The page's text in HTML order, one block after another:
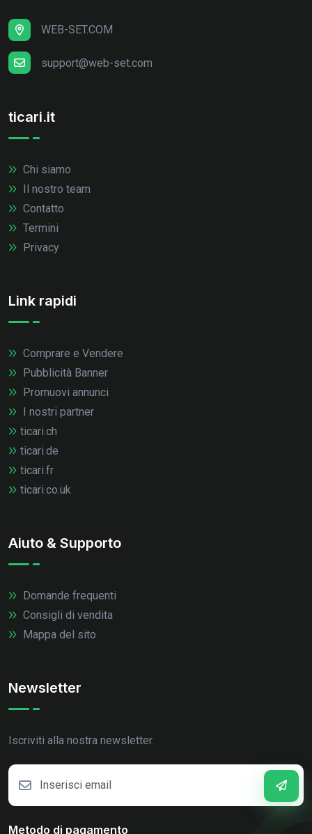
WEB-SET.COM
support@web-set.com
ticari.it
Chi siamo
Il nostro team
Contatto
Termini
Privacy
Link rapidi
Comprare e Vendere
Pubblicità Banner
Promuovi annunci
I nostri partner
ticari.ch
ticari.de
ticari.fr
ticari.co.uk
Aiuto & Supporto
Domande frequenti
Consigli di vendita
Mappa del sito
Newsletter
Iscriviti alla nostra newsletter
Metodo di pagamento